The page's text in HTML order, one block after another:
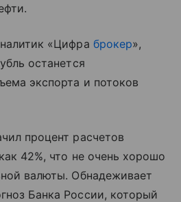
«Цифра брокер»,
останется
экспорта и потоков
процент расчетов
42%, что не очень хорошо
валюты. Обнадеживает
Банка России, который